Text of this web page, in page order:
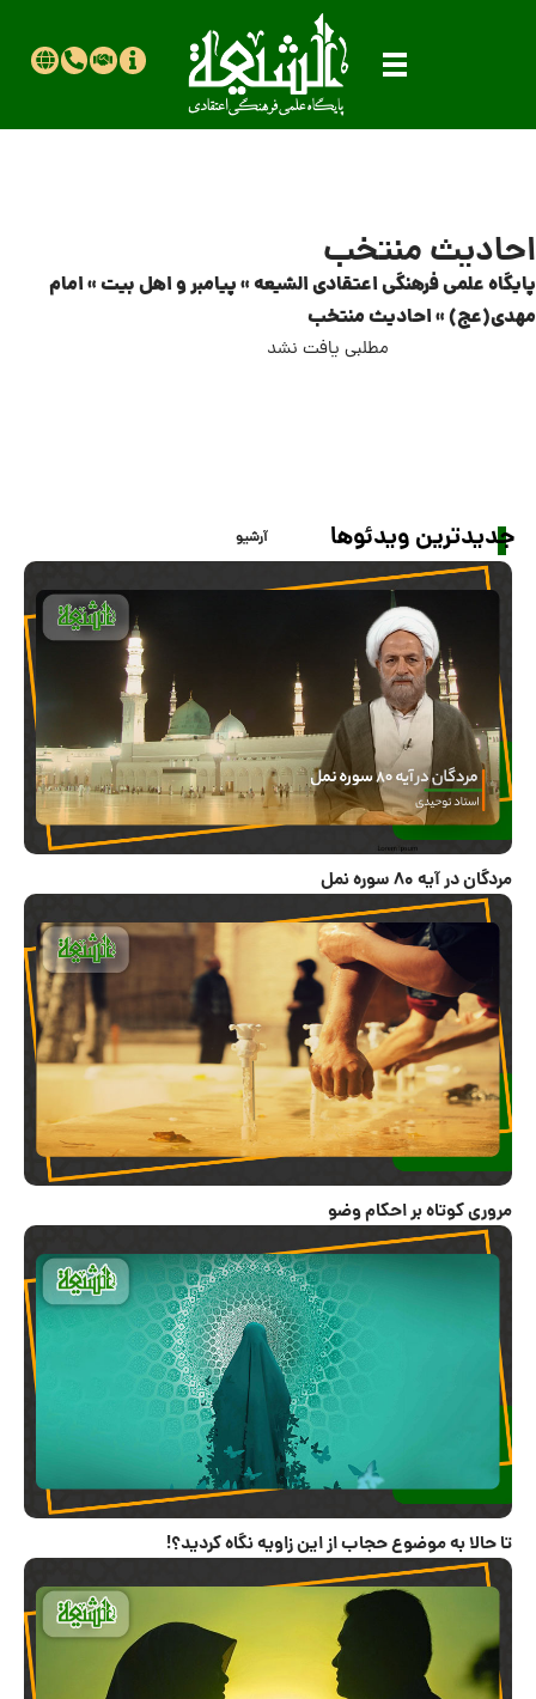
احادیث منتخب
پایگاه علمی فرهنگی اعتقادی الشیعه»پیامبر و اهل بیت»امام
مهدی(عج)»احادیث منتخب
مطلبی یافت نشد
جدیدترین ویدئوها آرشیو
مردگان در آیه 80 سوره نمل
مروری کوتاه بر احکام وضو
تا حالا به موضوع حجاب از این زاویه نگاه کردید؟!